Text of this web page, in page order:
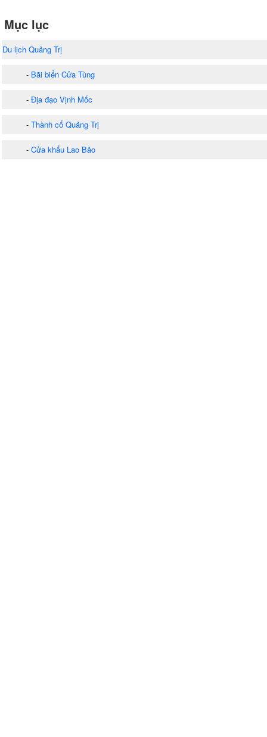
Mục lục
Du lịch Quảng Trị
- Bãi biển Cửa Tùng
- Địa đạo Vịnh Mốc
- Thành cổ Quảng Trị
- Cửa khẩu Lao Bảo